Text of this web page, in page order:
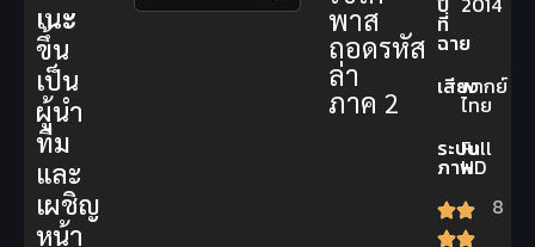
พาส
ถอดรหัส
ล่า
ภาค 2
ที่
ฉาย
เสียงพากย์
ไทย
ระบบ
ภาพ
Full
HD
8
เนะ
ขึ้น
เป็น
ผู้นำ
ทีม
และ
เผชิญ
หน้า